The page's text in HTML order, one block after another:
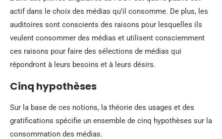
actif dans le choix des médias qu’il consomme. De plus, les
auditoires sont conscients des raisons pour lesquelles ils
veulent consommer des médias et utilisent consciemment
ces raisons pour faire des sélections de médias qui
répondront à leurs besoins et à leurs désirs.
Cinq hypothèses
Sur la base de ces notions, la théorie des usages et des
gratifications spécifie un ensemble de cinq hypothèses sur la
consommation des médias.